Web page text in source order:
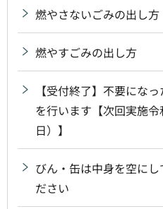
燃やさないごみの出し方
燃やすごみの出し方
【受付終了】不要にな
を行います【次回実施
日）】
びん・缶は中身を空に
ださい